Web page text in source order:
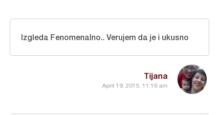
Tijana
April 19, 2015, 11:16 am
Izgleda Fenomenalno.. Verujem da je i ukusno